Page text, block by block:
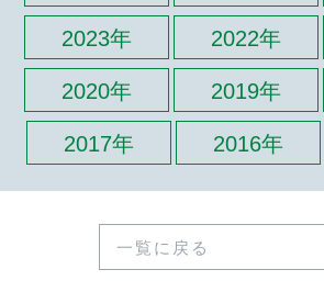
2023年 2022年
2020年 2019年
2017年 2016年
一覧に戻る